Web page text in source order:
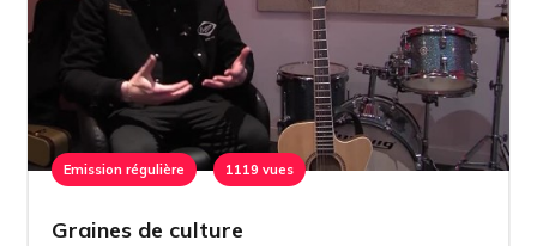
Emission régulière 1119 vues
Graines de culture